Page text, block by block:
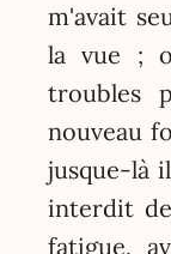
m'avait
la vue ;
troubles
nouveau
jusque-là
interdit
fatigue,